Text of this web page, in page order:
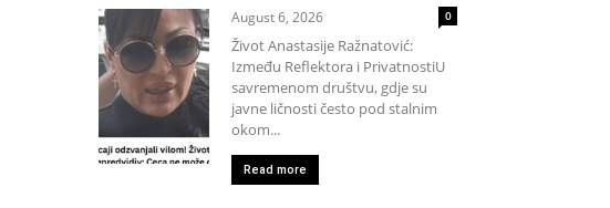
August 6, 2026 0
Život Anastasije Ražnatović:
Između Reflektora i PrivatnostiU
savremenom društvu, gdje su
javne ličnosti često pod stalnim
okom...
Read more